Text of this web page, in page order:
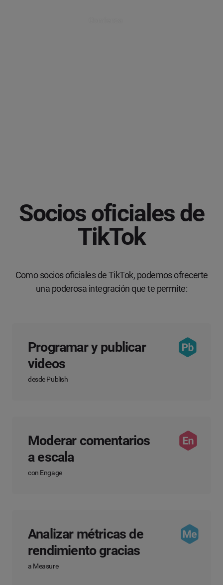
Socios oficiales de
TikTok
Como socios oficiales de TikTok, podemos ofrecerte
una poderosa integración que te permite:
Programar y publicar
videos
desde Publish
Moderar comentarios
a escala
con Engage
Analizar métricas de
rendimiento gracias
a Measure